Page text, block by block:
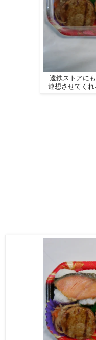
遠鉄ストアに
連想させてくれ